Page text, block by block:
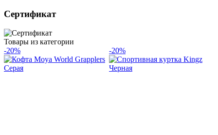
Сертификат
Товары из категории
-20%
-20%